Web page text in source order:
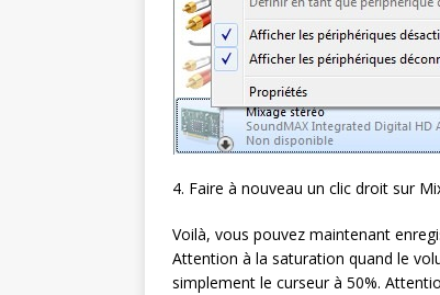
4. Faire à nouveau un clic droit sur
Voilà, vous pouvez maintenant
Attention à la saturation quand le
simplement le curseur à 50%.